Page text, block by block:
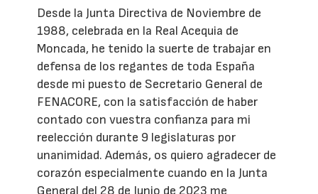
Desde la Junta Directiva de Noviembre de
1988, celebrada en la Real Acequia de
Moncada, he tenido la suerte de trabajar en
defensa de los regantes de toda España
desde mi puesto de Secretario General de
FENACORE, con la satisfacción de haber
contado con vuestra confianza para mi
reelección durante 9 legislaturas por
unanimidad. Además, os quiero agradecer de
corazón especialmente cuando en la Junta